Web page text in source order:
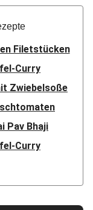
Filetstücken
Curry
Zwiebelsoße
Pav Bhaji
Curry
Bhat
Tajine
Spinatcurry